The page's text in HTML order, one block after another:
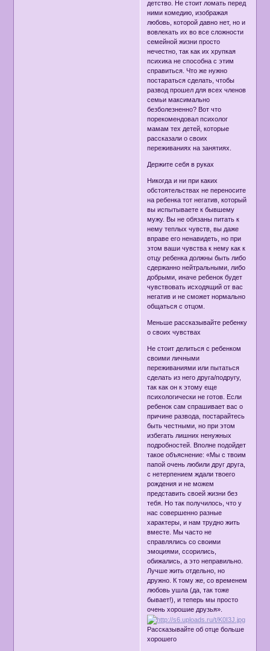
детство. Не стоит ломать перед
ними комедию, изображая
любовь, которой давно нет, но и
вовлекать их во все сложности
семейной жизни просто
нечестно, так как их хрупкая
психика не способна с этим
справиться. Что же нужно
постараться сделать, чтобы
развод прошел для всех членов
семьи максимально
безболезненно? Вот что
порекомендовал психолог
мамам тех детей, которые
рассказали о своих
переживаниях на занятиях.
Держите себя в руках
Никогда и ни при каких
обстоятельствах не переносите
на ребенка тот негатив, который
вы испытываете к бывшему
мужу. Вы не обязаны питать к
нему теплых чувств, вы даже
вправе его ненавидеть, но при
этом ваши чувства к нему как к
отцу ребенка должны быть либо
сдержанно нейтральными, либо
добрыми, иначе ребенок будет
чувствовать исходящий от вас
негатив и не сможет нормально
общаться с отцом.
Меньше рассказывайте ребенку
о своих чувствах
Не стоит делиться с ребенком
своими личными
переживаниями или пытаться
сделать из него друга/подругу,
так как он к этому еще
психологически не готов. Если
ребенок сам спрашивает вас о
причине развода, постарайтесь
быть честными, но при этом
избегать лишних ненужных
подробностей. Вполне подойдет
такое объяснение: «Мы с твоим
папой очень любили друг друга,
с нетерпением ждали твоего
рождения и не можем
представить своей жизни без
тебя. Но так получилось, что у
нас совершенно разные
характеры, и нам трудно жить
вместе. Мы часто не
справлялись со своими
эмоциями, ссорились,
обижались, а это неправильно.
Лучше жить отдельно, но
дружно. К тому же, со временем
любовь ушла (да, так тоже
бывает!), и теперь мы просто
очень хорошие друзья».
Рассказывайте об отце больше
хорошего